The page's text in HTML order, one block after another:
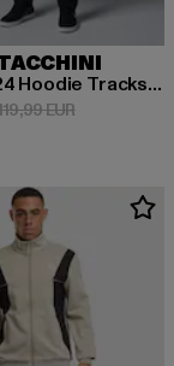
Carson 024 Hoodie Tracksuit
98,39 EUR
EURPrix en